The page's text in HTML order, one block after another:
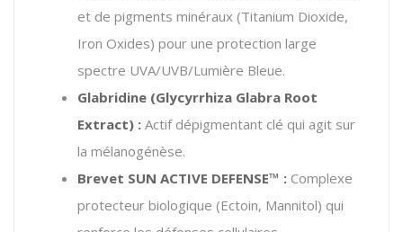
et de pigments minéraux (Titanium Dioxide,
Iron Oxides) pour une protection large
spectre UVA/UVB/Lumière Bleue.
Glabridine (Glycyrrhiza Glabra Root
Extract) : Actif dépigmentant clé qui agit sur
la mélanogénèse.
Brevet SUN ACTIVE DEFENSE™ : Complexe
protecteur biologique (Ectoin, Mannitol) qui